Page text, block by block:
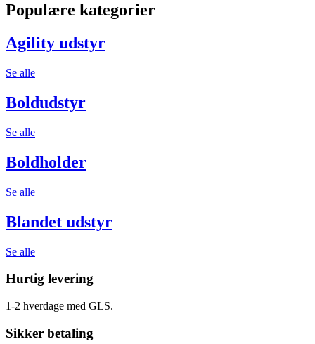
Populære kategorier
Agility udstyr
Se alle
Boldudstyr
Se alle
Boldholder
Se alle
Blandet udstyr
Se alle
Hurtig levering
1-2 hverdage med GLS.
Sikker betaling